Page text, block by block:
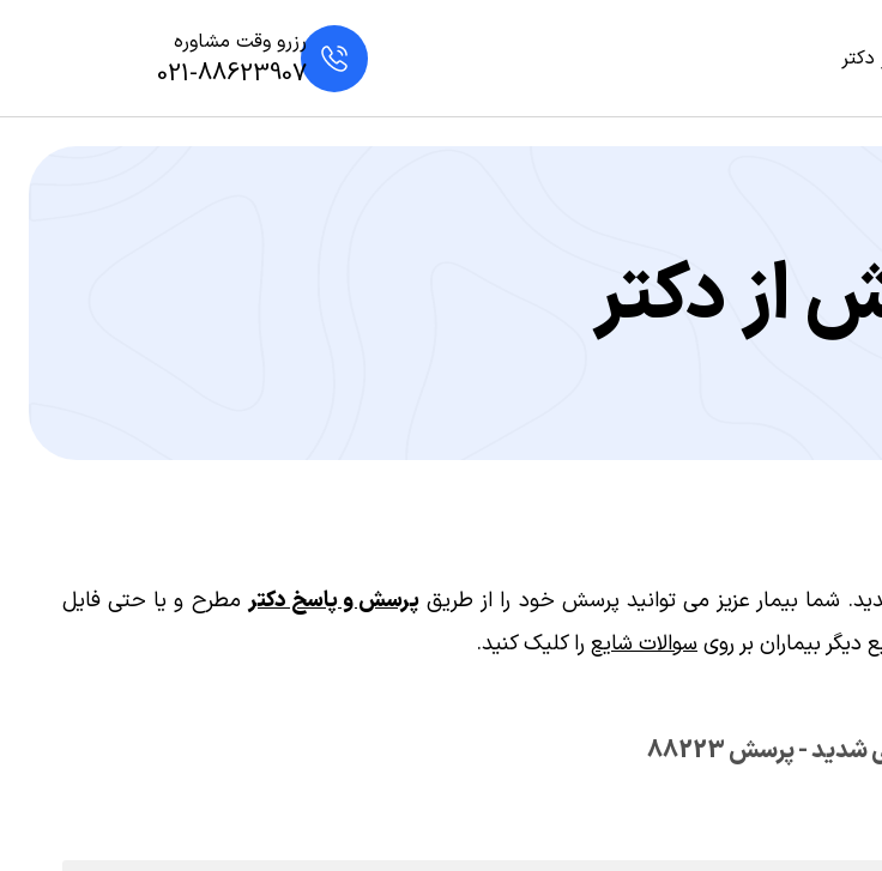
رزرو وقت مشاوره
021-88623907
از دکتر
شما بیمار عزیز می توانید پرسش خود را از طریق پرسش و پاسخ دکتر مطرح و یا حتی فایل
بیماران بر رویسوالات شایع را کلیک کنید.
شدید - پرسش 88223